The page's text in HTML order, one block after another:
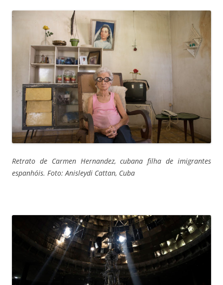
Retrato de Carmen Hernandez, cubana filha de imigrantes
espanhóis. Foto: Anisleydi Cattan, Cuba